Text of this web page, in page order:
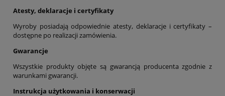
Atesty, deklaracje i certyfikaty
Wyroby posiadają odpowiednie atesty, deklaracje i certyfikaty –
dostępne po realizacji zamówienia.
Gwarancje
Wszystkie produkty objęte są gwarancją producenta zgodnie z
warunkami gwarancji.
Instrukcja użytkowania i konserwacji